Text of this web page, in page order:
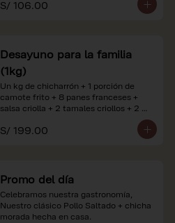
*Nuestros precios están expresados en
referenciales.
S/ 106.00
Desayuno para la familia
(1kg)
Un kg de chicharrón + 1 porción de
camote frito + 8 panes franceses +
salsa criolla + 2 tamales criollos + 2
*Nuestros precios están expresados en
referenciales.
S/ 199.00
Promo del día
Celebramos nuestra gastronomía,
Nuestro clásico Pollo Saltado + chicha
morada hecha en casa.